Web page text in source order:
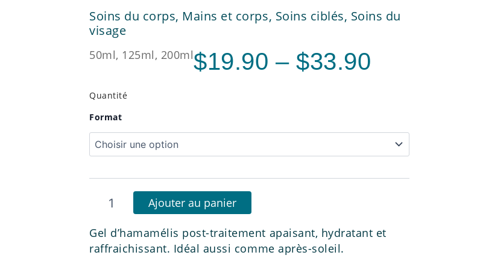
Soins du corps, Mains et corps, Soins ciblés, Soins du
visage
50ml, 125ml, 200ml$19.90 – $33.90
Quantité
Format
de
Hydraplus
Gel-
Baume
Ajouter au panier
Gel d’hamamélis post-traitement apaisant, hydratant et
raffraichissant. Idéal aussi comme après-soleil.